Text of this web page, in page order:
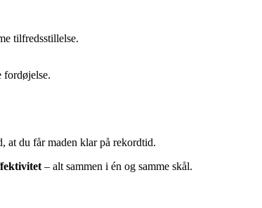
tilfredsstillelse.
fordøjelse.
at du får maden klar på rekordtid.
– alt sammen i én og samme skål.